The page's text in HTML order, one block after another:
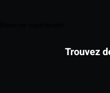
Trouvez